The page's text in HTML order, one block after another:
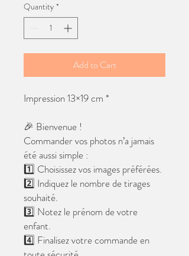
Quantity *
Add to Cart
Impression 13×19 cm *
🎉 Bienvenue !
Commander vos photos n’a jamais
été aussi simple :
1️⃣ Choisissez vos images préférées.
2️⃣ Indiquez le nombre de tirages
souhaité.
3️⃣ Notez le prénom de votre
enfant.
4️⃣ Finalisez votre commande en